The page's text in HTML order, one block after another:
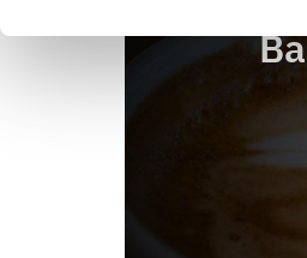
tuo consenso in qualsiasi
Utilizziamo i cookie per
funzionalità dei social
sito con i nostri partner che
informazioni che ha fornito